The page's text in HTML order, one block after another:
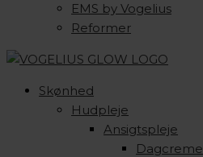
EMS by Vogelius
Reformer
Skønhed
Hudpleje
Ansigtspleje
Dagcreme